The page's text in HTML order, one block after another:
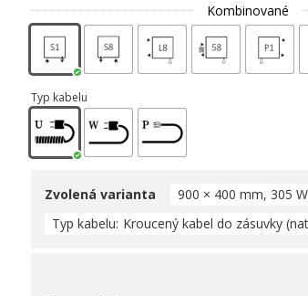
Kombinované
Typ kabelu
Zvolená varianta 900 × 400 mm, 305 W
Typ kabelu Kroucený kabel do zásuvky